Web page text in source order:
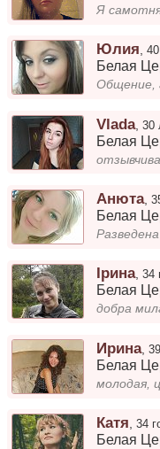
Юлия ,
Белая
Общение,
Vlada,30
Белая
Анюта,
Белая
Разведена
Ірина,34
Белая
добра
Ирина,
Белая
Катя ,34
Белая